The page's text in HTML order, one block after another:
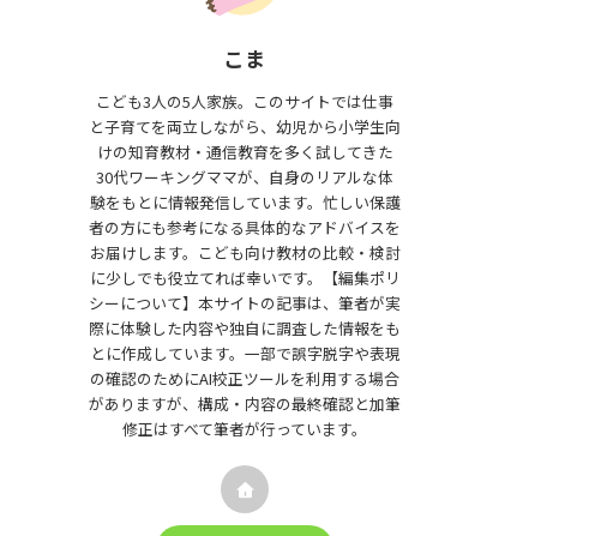
こま
こども3人の5人家族。このサイトでは仕事
と子育てを両立しながら、幼児から小学生向
けの知育教材・通信教育を多く試してきた
30代ワーキングママが、自身のリアルな体
験をもとに情報発信しています。忙しい保護
者の方にも参考になる具体的なアドバイスを
お届けします。こども向け教材の比較・検討
に少しでも役立てれば幸いです。【編集ポリ
シーについて】本サイトの記事は、筆者が実
際に体験した内容や独自に調査した情報をも
とに作成しています。一部で誤字脱字や表現
の確認のためにAI校正ツールを利用する場合
がありますが、構成・内容の最終確認と加筆
修正はすべて筆者が行っています。